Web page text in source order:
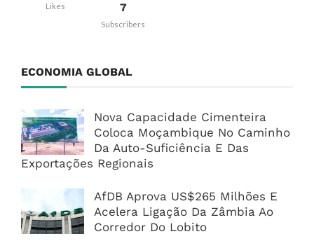
Likes 7
Subscribers
ECONOMIA GLOBAL
Nova Capacidade Cimenteira
Coloca Moçambique No Caminho
Da Auto-Suficiência E Das
Exportações Regionais
AfDB Aprova US$265 Milhões E
Acelera Ligação Da Zâmbia Ao
Corredor Do Lobito